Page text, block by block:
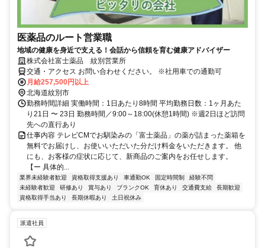
医薬品のルート営業職
地域の健康を身近で支える！会話から信頼を育む健康アドバイザー
株式会社富士薬品 紋別営業所
交通・アクセス お問い合わせください。 ※社用車での通勤可
月給257,500円以上
北海道紋別市
勤務時間詳細 実働時間：1日あたり8時間 平均勤務日数：1ヶ月あた
り21日 〜 23日 勤務時間／9:00～18:00(休憩1時間) ※週2日ほど訪問
先への直行あり
仕事内容 テレビCMでお馴染みの「富士薬品」の薬が詰まった薬箱を
無料でお届けし、お使いいただいた分だけ料金をいただきます。 他
にも、お客様の症状に応じて、新商品のご案内をお任せします。
【ー 具体的...
業界未経験者歓迎 資格取得支援あり 車通勤OK 固定時間制
経験不問
未経験者歓迎
研修あり 賞与あり ブランクOK 育休あり 交通費支給
長期歓迎
資格取得手当あり
長期休暇あり 土日祝休み
派遣社員